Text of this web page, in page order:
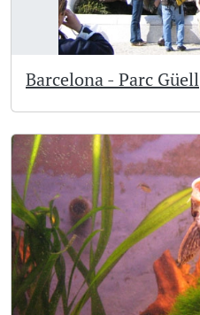
Barcelona - Parc Güell